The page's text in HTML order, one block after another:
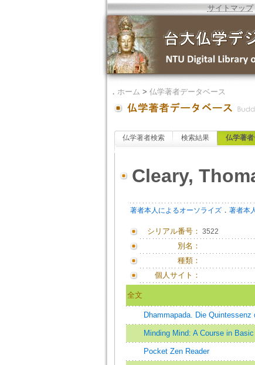
サイトマップ
． ホーム > 仏学著者データベース
仏学著者検索 検索結果 仏学著
Cleary,
著者本人によるオーソライズ． 著者本
シリアル番号： 3522
別名：
種類：
個人サイト：
全文
Dhammapada. Die Quintessenz
Minding Mind: A Course in
Pocket Zen Reader